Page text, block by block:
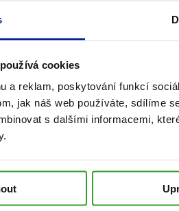
cookies
a reklam, poskytování funkcí
jak náš web používáte, sdílíme
s dalšími informacemi,